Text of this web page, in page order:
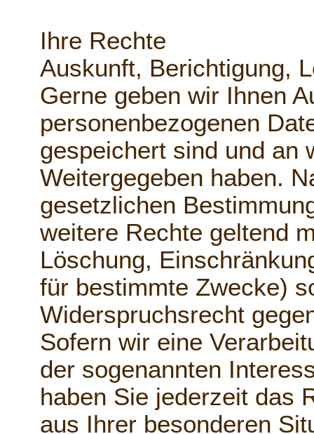
Ihre Rechte
Auskunft, Berichtigung,
Gerne geben wir Ihnen
personenbezogenen
gespeichert sind und an
Weitergegeben haben.
gesetzlichen
weitere Rechte geltend
Löschung,
für bestimmte Zwecke)
Widerspruchsrecht
Sofern wir eine
der sogenannten
haben Sie jederzeit das
aus Ihrer besonderen